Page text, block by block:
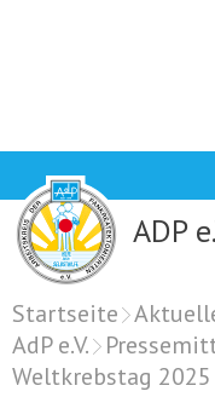
to
content
ADP
Startseite
AdP e.V.
Weltkrebstag 2025